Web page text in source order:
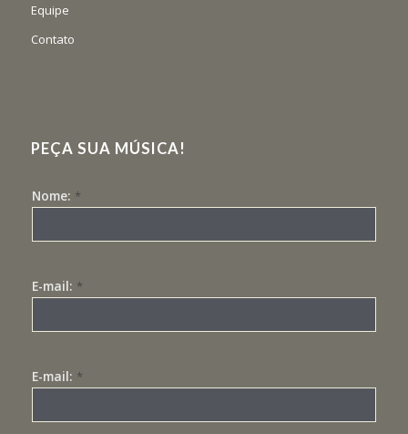
Equipe
Contato
PEÇA SUA MÚSICA!
Nome: *
E-mail: *
E-mail: *